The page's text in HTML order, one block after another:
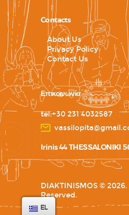
Contacts
About Us
Privacy Policy
Contact Us
Επικοινωνία
tel:+30 231 4032587
Irinis 44 THESSALONIKI
DIAKTINISMOS ©
Reserved.
EL